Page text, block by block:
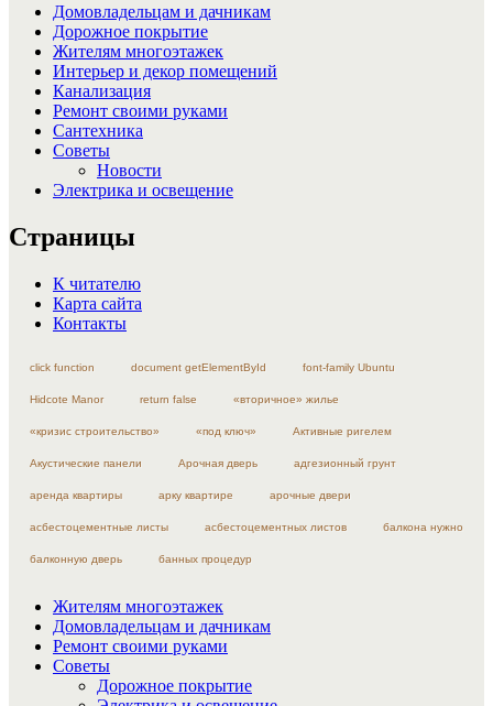
Домовладельцам и дачникам
Дорожное покрытие
Жителям многоэтажек
Интерьер и декор помещений
Канализация
Ремонт своими руками
Сантехника
Советы
Новости
Электрика и освещение
Страницы
К читателю
Карта сайта
Контакты
click function document getElementById font-family Ubuntu
Hidcote Manor return false «вторичное» жилье
«кризис строительство» «под ключ» Активные ригелем
Акустические панели Арочная дверь адгезионный грунт
аренда квартиры арку квартире арочные двери
асбестоцементные листы асбестоцементных листов балкона нужно
балконную дверь банных процедур
Жителям многоэтажек
Домовладельцам и дачникам
Ремонт своими руками
Советы
Дорожное покрытие